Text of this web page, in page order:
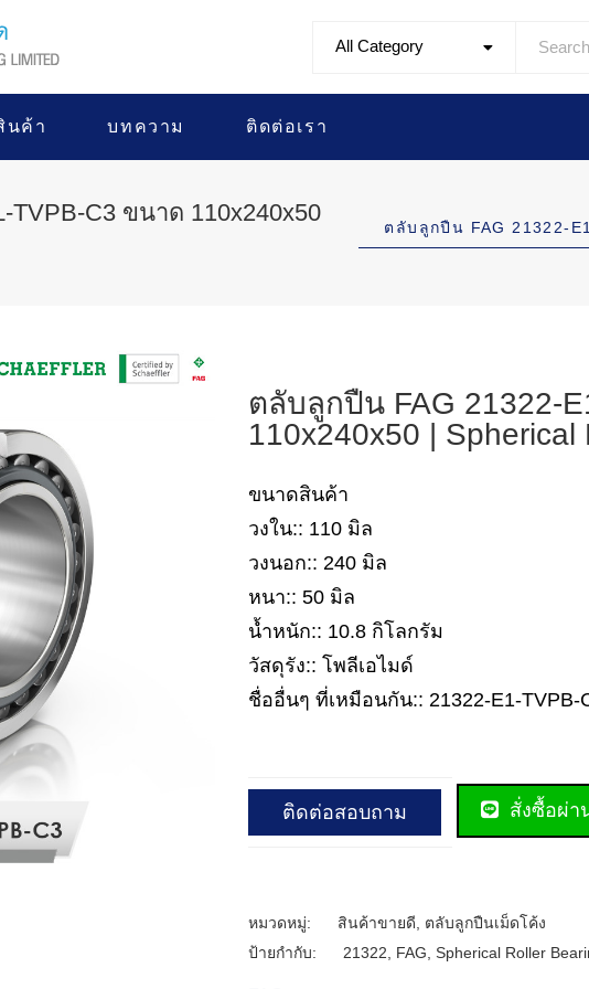
All Category
นค้า บทความ ติดต่อเรา
TVPB-C3 ขนาด 110x240x50
ตลับลูกปืน FAG 21322-
ตลับลูกปืน FAG 21322-
110x240x50 | Spherical
ขนาดสินค้า
วงใน:: 110 มิล
วงนอก:: 240 มิล
หนา:: 50 มิล
น้ำหนัก:: 10.8 กิโลกรัม
วัสดุรัง:: โพลีเอไมด์
ชื่ออื่นๆ ที่เหมือนกัน:: 21322-E1-TVPB-
ติดต่อสอบถาม สั่งซื้อผ่า
หมวดหมู่: สินค้าขายดี
ตลับลูกปืนเม็ดโค้ง
ป้ายกำกับ:
21322 FAG Spherical Roller